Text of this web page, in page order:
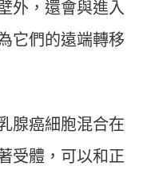
外，還會與進入
它們的遠端轉移
腺癌細胞混合在
受體，可以和正